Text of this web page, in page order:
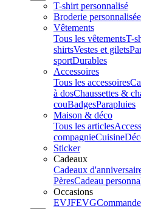
T-shirt personnalisé
Broderie personnalisée
Vêtements
Tous les vêtementsT-
shirtsVestes et gilets
sportDurables
Accessoires
Tous les accessoires
à dosChaussettes &
couBadgesParapluies
Maison & déco
Tous les articles
compagnieCuisine
Sticker
Cadeaux
Cadeaux
PèresCadeau
Occasions
EVJFEVG